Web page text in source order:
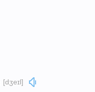
[dʒeɪl]